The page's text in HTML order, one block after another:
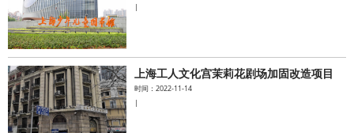
|
上海工人文化宫茉莉花剧场加固改造项目
时间：2022-11-14
|